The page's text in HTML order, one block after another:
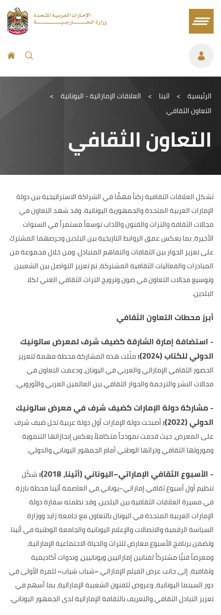
الرئيسية > اثينا > العلاقات الإماراتية - اليونانية >
التعاون الثقافي
التعاون الثقافي
تشكل العلاقات الثقافية ركناً مهمًّا في الشراكة الاستراتيجية بين دولة
الإمارات العربية المتحدة والجمهورية اليونانية. وقد شهد التعاون في
مجالات الثقافة والتراث والفنون والآداب توسعاً مستمراً في السنوات
الأخيرة، بما يعكس عمق الروابط التاريخية بين البلدين وحرصهما المشترك
على تعزيز الحوار بين الثقافات والتفاهم المتبادل. ومن خلال مجموعة من
المبادرات والفعاليات الثقافية المشتركة، تم تعزيز التواصل بين الشعبين
وتوسيع مجالات التعاون في صون وترويج التراث الثقافي الغني لكلا
البلدين.
أبرز محطات التعاون الثقافي
- استضافة إمارة الشارقة كضيف شرف لمعرض سالونيك
الدولي للكتاب (2024):
مثّلت هذه المشاركة محطة مهمة لتعزيز
الحضور الثقافي الإماراتي والعربي في اليونان، ودعمت التعاون في
مجالات النشر والترجمة والحوار الثقافي بين العالمين العربي والأوروبي.
- مشاركة دولة الإمارات كضيف شرف في معرض سالونيك
الدولي (2022):
أصبحت دولة الإمارات أول دولة عربية تحل ضيف شرف
على المعرض، حيث قدمت نموذجاً متكاملاً يعكس إنجازاتها التنموية
وموروثها الثقافي وتراثها الوطني أمام الجمهور اليوناني والدولي.
- الأسبوع الثقافي الإماراتي–اليوناني (أثينا، 2018):
شكّل
تنظيم أول أسبوع ثقافي إماراتي–يوناني في العاصمة أثينا محطة بارزة
في مسيرة العلاقات الثقافية بين البلدين. وقد نظمته سفارة دولة
الإمارات العربية المتحدة في اليونان بالتعاون مع جامعة زايد ووزارة
السياسة الرقمية والاتصالات والإعلام اليونانية والجامعة الوطنية في أثينا.
وتضمن برنامج الأسبوع معارض للتراث والحياة الاجتماعية الإماراتية،
ومعرضاً فنيًّا مشتركاً لفنانين إماراتيين ويونانيين، وندوات أكاديمية
وثقافية، إلى جانب عرض الفيلم الإماراتي «شباب شياب» للمرة الأولى في
دور السينما اليونانية، وعروض للفنون الشعبية الإماراتية، بما أسهم في
تعزيز التبادل الثقافي والتعريف بالثقافة الإماراتية لدى الجمهور اليوناني.